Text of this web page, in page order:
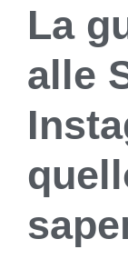
La
alle